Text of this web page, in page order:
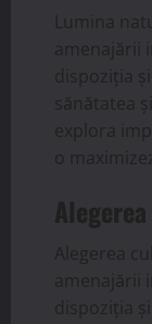
Lumina
amenajării
dispoziția
sănătatea
explora
o
Alegerea
amenajării
dispoziția